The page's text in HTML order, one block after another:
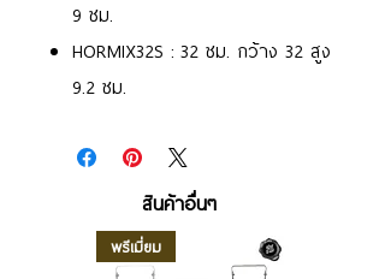
9 ซม.
HORMIX32S : 32 ซม. กว้าง 32 สูง
9.2 ซม.
สินค้าอื่นๆ
พรีเมี่ยม